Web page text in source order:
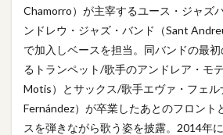
Chamorro）が主宰するユース・ジャズ
ンドレウ・ジャズ・バンド（Sant
で加入しベースを担当。同バンドの最
るトランペット/歌手のアンドレア・モ
Motis）とサックス/歌手エヴァ・フェル
Fernández）が卒業したあとのフロント
スを弾きながら歌う姿を披露。2014年